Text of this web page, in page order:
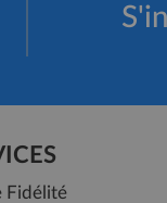
Fidélité